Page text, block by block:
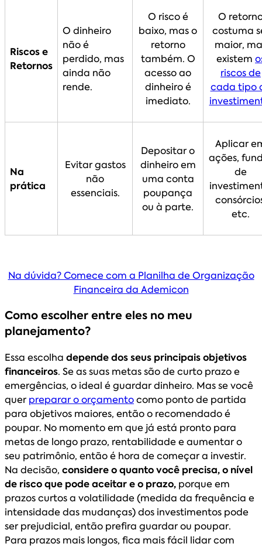
Riscos e
Retornos
O dinheiro
não é
perdido, mas
ainda não
rende.
O risco é
baixo, mas o
retorno
também. O
acesso ao
dinheiro é
imediato.
O
costuma
maior,
existem
riscos de
cada tipo
Na
prática
Evitar gastos
não
essenciais.
Depositar o
dinheiro em
uma conta
poupança
ou à parte.
Aplicar
ações,
de
etc.
Na dúvida? Comece com a Planilha de Organização
Financeira da Ademicon
Como escolher entre eles no meu
planejamento?
Essa escolha depende dos seus principais objetivos
financeiros. Se as suas metas são de curto prazo e
emergências, o ideal é guardar dinheiro. Mas se você
quer preparar o orçamentocomo ponto de partida
para objetivos maiores, então o recomendado é
poupar. No momento em que já está pronto para
metas de longo prazo, rentabilidade e aumentar o
seu patrimônio, então é hora de começar a investir.
Na decisão, considere o quanto você precisa, o nível
de risco que pode aceitar e o prazo, porque em
prazos curtos a volatilidade (medida da frequência e
intensidade das mudanças) dos investimentos pode
ser prejudicial, então prefira guardar ou poupar.
Para prazos mais longos, fica mais fácil lidar com